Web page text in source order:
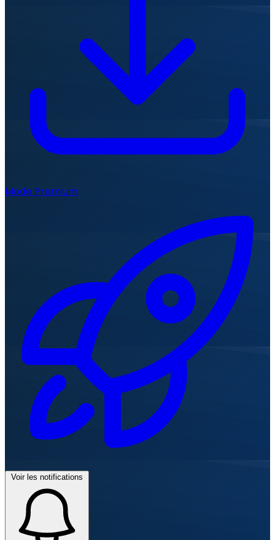
Mode Premium
Voir les notifications